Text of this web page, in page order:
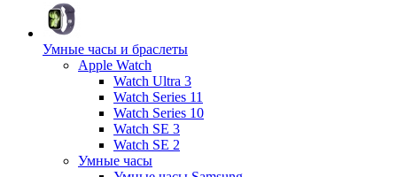
Умные часы и браслеты
Apple Watch
Watch Ultra 3
Watch Series 11
Watch Series 10
Watch SE 3
Watch SE 2
Умные часы